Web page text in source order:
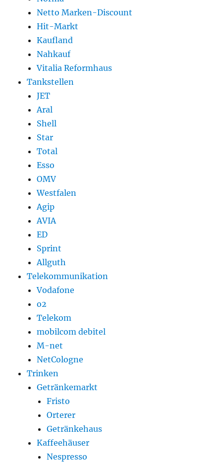
Netto Marken-Discount
Hit-Markt
Kaufland
Nahkauf
Vitalia Reformhaus
Tankstellen
JET
Aral
Shell
Star
Total
Esso
OMV
Westfalen
Agip
AVIA
ED
Sprint
Allguth
Telekommunikation
Vodafone
o2
Telekom
mobilcom debitel
M-net
NetCologne
Trinken
Getränkemarkt
Fristo
Orterer
Getränkehaus
Kaffeehäuser
Nespresso